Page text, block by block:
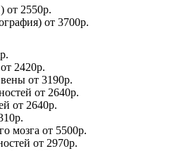
от 2550р.
от 3700р.
от 2420р.
от 3190р.
от 2640р.
от 2640р.
мозга от 5500р.
от 2970р.